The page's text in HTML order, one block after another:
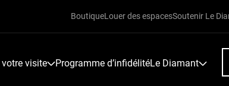
visite Programme d’infidélitéLe Diamant
BoutiqueLouer des espacesSoutenir Le